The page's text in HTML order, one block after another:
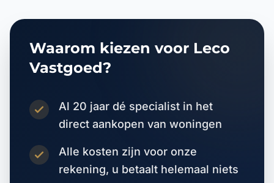
Waarom kiezen voor Leco
Vastgoed?
Al 20 jaar dé specialist in het
direct aankopen van woningen
Alle kosten zijn voor onze
rekening, u betaalt helemaal niets